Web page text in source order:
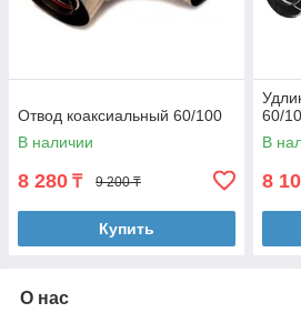
Отвод коаксиальный 60/100
В наличии
8 280 ₸ 9 200 ₸
Купить
60/
В
8
О нас